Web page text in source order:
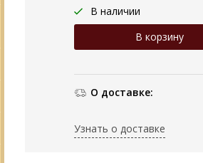
В наличии
О доставке:
Узнать о доставке